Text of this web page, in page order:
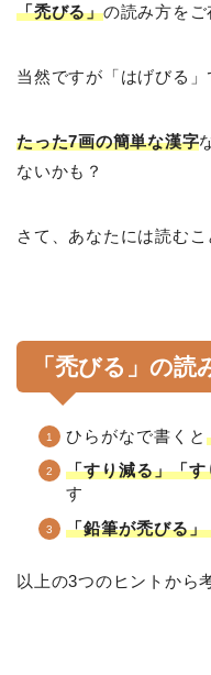
「禿びる」の読み方をご
当然ですが「はげびる」
たった7画の簡単な漢字
ないかも？
さて、あなたには読む
「禿びる」の
ひらがなで書くと
「すり減る」「
す
「鉛筆が禿びる
以上の3つのヒントから